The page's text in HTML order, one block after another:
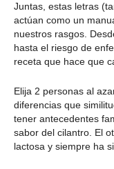
Juntas, estas letras
actúan como un
nuestros rasgos.
hasta el riesgo de
receta que hace que
Elija 2 personas al
diferencias que
tener antecedentes
sabor del cilantro. El
lactosa y siempre ha